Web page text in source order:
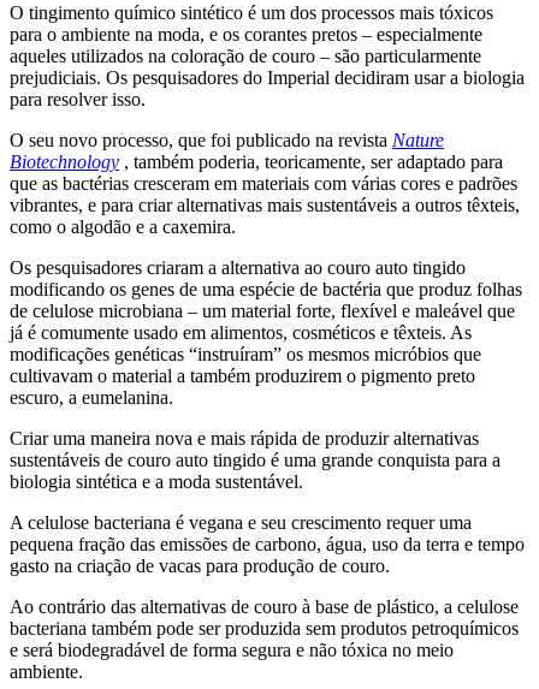
O tingimento químico sintético é um dos processos mais tóxicos
para o ambiente na moda, e os corantes pretos – especialmente
aqueles utilizados na coloração de couro – são particularmente
prejudiciais. Os pesquisadores do Imperial decidiram usar a biologia
para resolver isso.
O seu novo processo, que foi publicado na revista Nature
Biotechnology , também poderia, teoricamente, ser adaptado para
que as bactérias cresceram em materiais com várias cores e padrões
vibrantes, e para criar alternativas mais sustentáveis ​​a outros têxteis,
como o algodão e a caxemira.
Os pesquisadores criaram a alternativa ao couro auto tingido
modificando os genes de uma espécie de bactéria que produz folhas
de celulose microbiana – um material forte, flexível e maleável que
já é comumente usado em alimentos, cosméticos e têxteis. As
modificações genéticas “instruíram” os mesmos micróbios que
cultivavam o material a também produzirem o pigmento preto
escuro, a eumelanina.
Criar uma maneira nova e mais rápida de produzir alternativas
sustentáveis ​​de couro auto tingido é uma grande conquista para a
biologia sintética e a moda sustentável.
A celulose bacteriana é vegana e seu crescimento requer uma
pequena fração das emissões de carbono, água, uso da terra e tempo
gasto na criação de vacas para produção de couro.
Ao contrário das alternativas de couro à base de plástico, a celulose
bacteriana também pode ser produzida sem produtos petroquímicos
e será biodegradável de forma segura e não tóxica no meio
ambiente.